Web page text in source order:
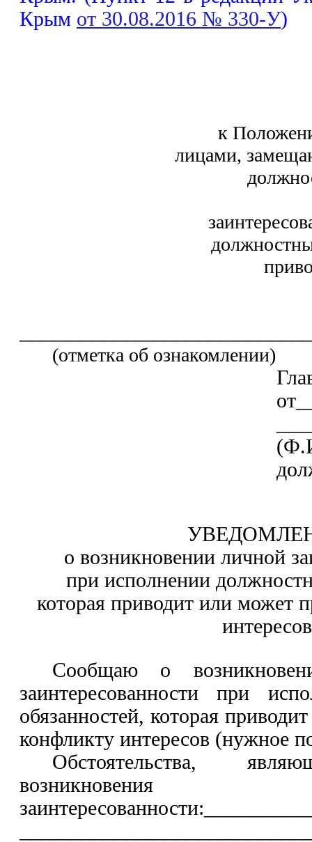
Крым от 30.08.2016 № 330-У)
к
лицами,
(отметка об ознакомлении)
о возникновении личной
при исполнении
которая приводит или может
интересов
Сообщаю о
заинтересованности при
обязанностей, которая
конфликту интересов (нужное
Обстоятельства,